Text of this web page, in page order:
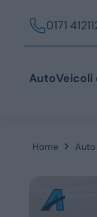
0171
AutoVeicoli
Home Auto